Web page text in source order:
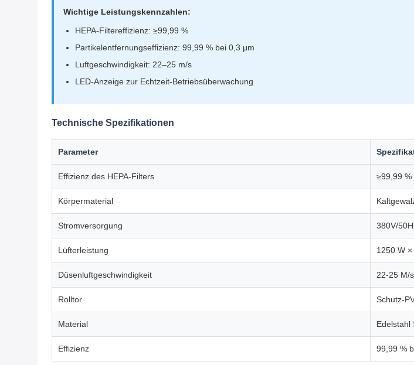
Wichtige Leistungskennzahlen:
HEPA-Filtereffizienz: ≥99,99 %
Partikelentfernungseffizienz: 99,99 % bei 0,3 μm
Luftgeschwindigkeit: 22–25 m/s
LED-Anzeige zur Echtzeit-Betriebsüberwachung
Technische Spezifikationen
Parameter
Effizienz des HEPA-Filters ≥99,99 %
Körpermaterial
Stromversorgung 380V/
Lüfterleistung 1250 W
Düsenluftgeschwindigkeit 22-25 M/s
Rolltor Schutz-
Material Edelstahl
Effizienz 99,99 %